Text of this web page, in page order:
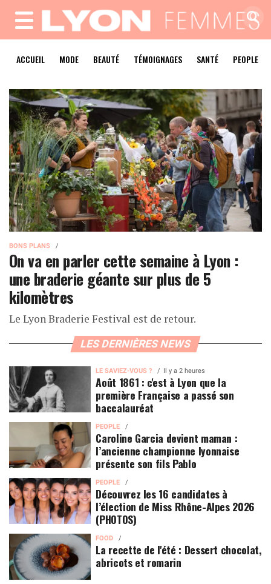
MENU
ACCUEIL MODE BEAUTÉ TÉMOIGNAGES SANTÉ PEOPLE
BONS PLANS
On va en parler cette semaine à Lyon :
une braderie géante sur plus de 5
kilomètres
Le Lyon Braderie Festival est de retour.
LES DERNIÈRES NEWS
LE SAVIEZ-VOUS ? Il y a 2 heures
Août 1861 : c'est à Lyon que la
première Française a passé son
baccalauréat
PEOPLE
Caroline Garcia devient maman :
l’ancienne championne lyonnaise
présente son fils Pablo
PEOPLE
Découvrez les 16 candidates à
l’élection de Miss Rhône-Alpes 2026
(PHOTOS)
FOOD
La recette de l'été : Dessert chocolat,
abricots et romarin